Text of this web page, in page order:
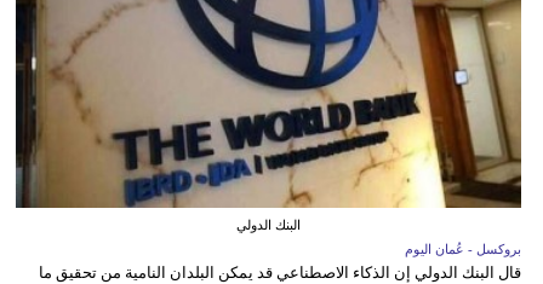
البنك الدولي
بروكسل - عُمان اليوم
قال البنك الدولي إن الذكاء الاصطناعي قد يمكن البلدان النامية من تحقيق ما